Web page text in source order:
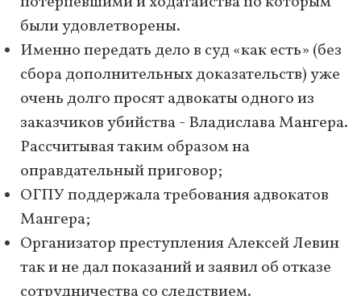
были удовлетворены.
Именно передать дело в суд «как есть» (без
сбора дополнительных доказательств) уже
очень долго просят адвокаты одного из
заказчиков убийства - Владислава Мангера.
Рассчитывая таким образом на
оправдательный приговор;
ОГПУ поддержала требования адвокатов
Мангера;
Организатор преступления Алексей Левин
так и не дал показаний и заявил об отказе